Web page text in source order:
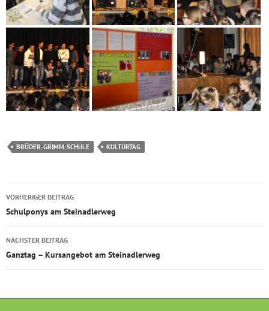
BRÜDER-GRIMM-SCHULE KULTURTAG
Beitragsnavigation
VORHERIGER BEITRAG
Schulponys am Steinadlerweg
NÄCHSTER BEITRAG
Ganztag – Kursangebot am Steinadlerweg